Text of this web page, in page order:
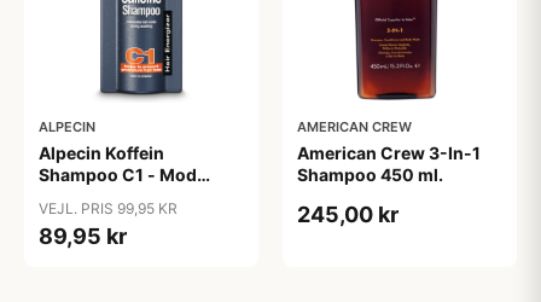
ALPECIN
Alpecin Koffein
Shampoo C1 - Mod
VEJL. PRIS 99,95 KR
89,95 kr
AMERICAN CREW
American Crew 3-In-1
Shampoo 450 ml.
245,00 kr